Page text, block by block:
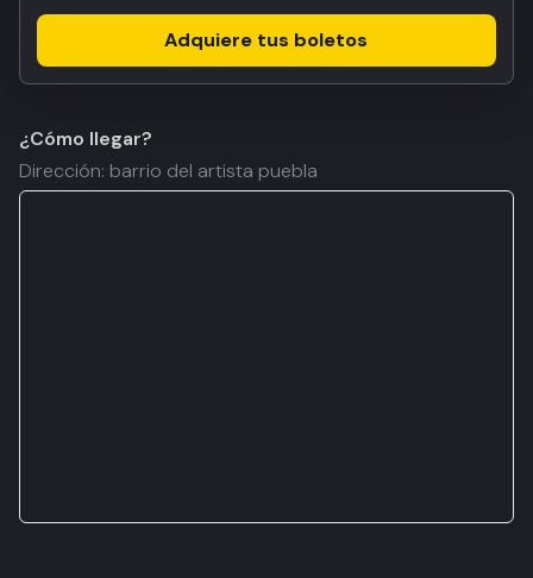
Adquiere tus boletos
¿Cómo llegar?
Dirección: barrio del artista puebla